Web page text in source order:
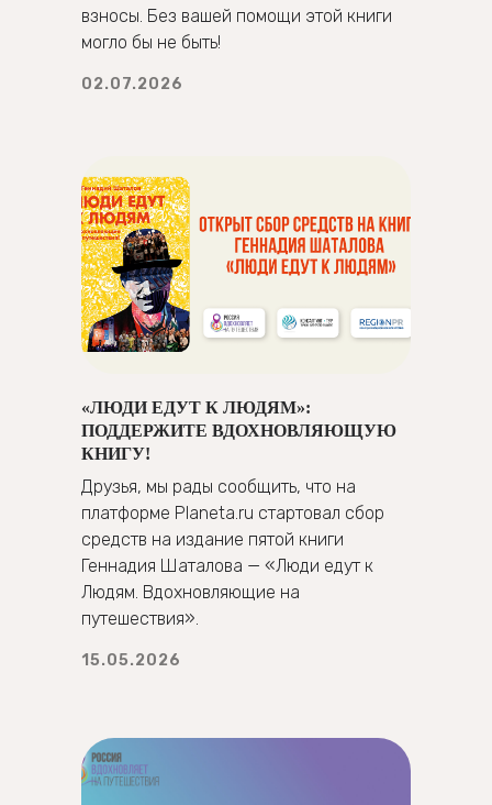
взносы. Без вашей помощи этой книги
могло бы не быть!
02.07.2026
«ЛЮДИ ЕДУТ К ЛЮДЯМ»:
ПОДДЕРЖИТЕ ВДОХНОВЛЯЮЩУЮ
КНИГУ!
Друзья, мы рады сообщить, что на
платформе Planeta.ru стартовал сбор
средств на издание пятой книги
Геннадия Шаталова — «Люди едут к
Людям. Вдохновляющие на
путешествия».
15.05.2026